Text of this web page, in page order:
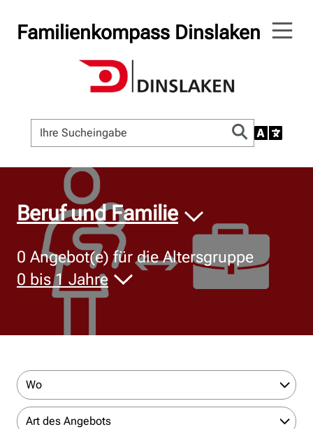
Familienkompass Dinslaken
© Bildnachweis
Beruf und Familie
0 Angebot(e) für die Altersgruppe
0 bis 1 Jahre
Wo
Art des Angebots